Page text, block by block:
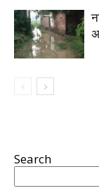
Search